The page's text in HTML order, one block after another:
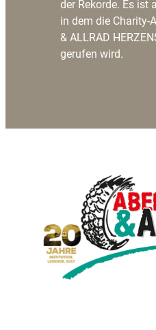
der Rekorde. Es ist
in dem die Charity-
& ALLRAD
gerufen wird.